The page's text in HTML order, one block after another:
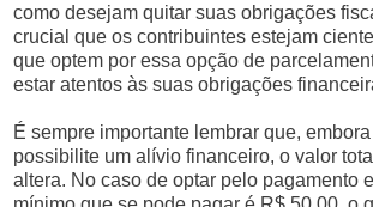
como desejam quitar suas obrigações
crucial que os contribuintes estejam
que optem por essa opção de
estar atentos às suas obrigações
É sempre importante lembrar que,
possibilite um alívio financeiro, o valor
altera. No caso de optar pelo pagamento